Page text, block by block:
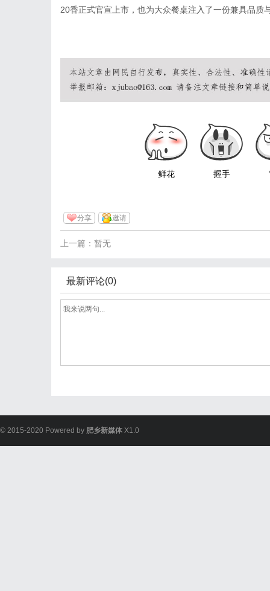
20香正式官宣上市，也为大众餐桌注入了一份兼具品
鲜花 握手
分享 邀请
上一篇：暂无
最新评论(0)
© 2015-2020 Powered by 肥乡新媒体 X1.0